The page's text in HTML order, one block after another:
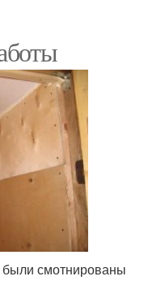
смотнированы